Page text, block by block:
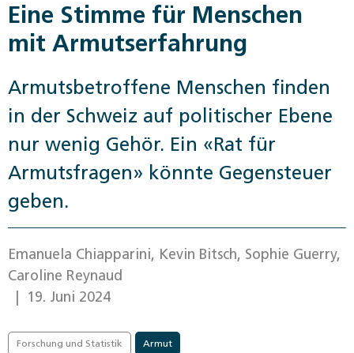
Eine Stimme für Menschen
mit Armutserfahrung
Armutsbetroffene Menschen finden
in der Schweiz auf politischer Ebene
nur wenig Gehör. Ein «Rat für
Armutsfragen» könnte Gegensteuer
geben.
Emanuela Chiapparini, Kevin Bitsch, Sophie Guerry,
Caroline Reynaud
| 19. Juni 2024
Forschung und Statistik Armut